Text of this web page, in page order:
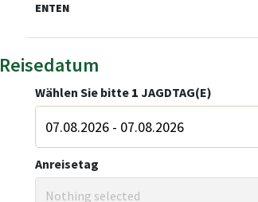
ENTEN
Reisedatum
Wählen Sie bitte 1 JAGDTAG(E)
Anreisetag
Nothing selected